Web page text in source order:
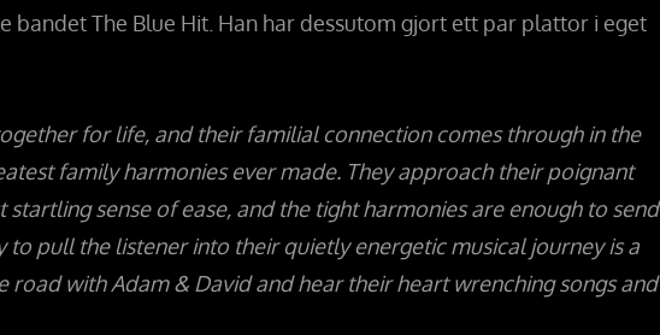
bandet The Blue Hit. Han har dessutom gjort ett par plattor i eget
for life, and their familial connection comes through in the
family harmonies ever made. They approach their poignant
sense of ease, and the tight harmonies are enough to send
to pull the listener into their quietly energetic musical journey is a
road with Adam & David and hear their heart wrenching songs and